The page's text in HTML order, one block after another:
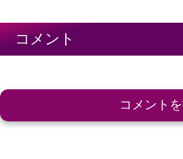
コメント
コメント